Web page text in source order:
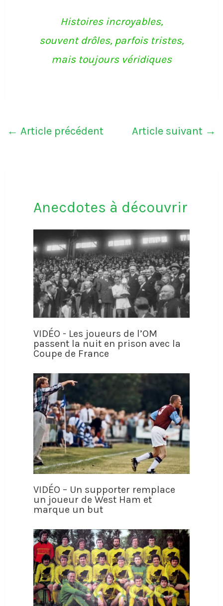
Histoires incroyables,
souvent drôles, parfois tristes,
mais toujours véridiques
← Article précédent Article suivant →
Anecdotes à découvrir
VIDÉO - Les joueurs de l’OM
passent la nuit en prison avec la
Coupe de France
VIDÉO – Un supporter remplace
un joueur de West Ham et
marque un but